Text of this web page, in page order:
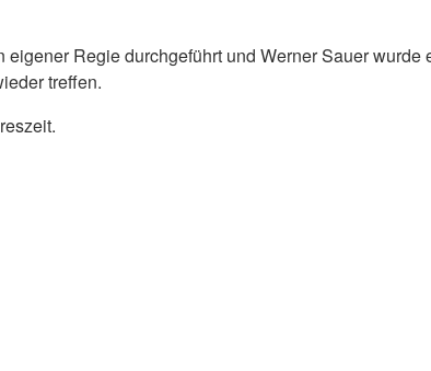
Regie durchgeführt und Werner Sauer wurde
treffen.